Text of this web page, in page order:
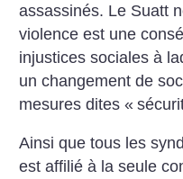
assassinés. Le Suatt
violence est une
injustices sociales à
un changement de
mesures dites «
Ainsi que tous les
est affilié à la seule